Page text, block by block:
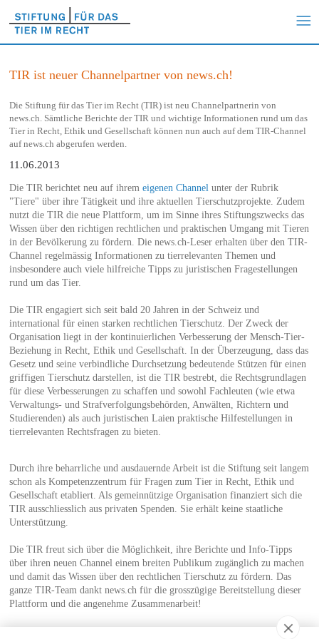
TIR ist neuer Channelpartner von news.ch!
Die Stiftung für das Tier im Recht (TIR) ist neu Channelpartnerin von
news.ch. Sämtliche Berichte der TIR und wichtige Informationen rund um das
Tier in Recht, Ethik und Gesellschaft können nun auch auf dem TIR-Channel
auf news.ch abgerufen werden.
11.06.2013
Die TIR berichtet neu auf ihrem eigenen Channel unter der Rubrik
"Tiere" über ihre Tätigkeit und ihre aktuellen Tierschutzprojekte. Zudem
nutzt die TIR die neue Plattform, um im Sinne ihres Stiftungszwecks das
Wissen über den richtigen rechtlichen und praktischen Umgang mit Tieren
in der Bevölkerung zu fördern. Die news.ch-Leser erhalten über den TIR-
Channel regelmässig Informationen zu tierrelevanten Themen und
insbesondere auch viele hilfreiche Tipps zu juristischen Fragestellungen
rund um das Tier.
Die TIR engagiert sich seit bald 20 Jahren in der Schweiz und
international für einen starken rechtlichen Tierschutz. Der Zweck der
Organisation liegt in der kontinuierlichen Verbesserung der Mensch-Tier-
Beziehung in Recht, Ethik und Gesellschaft. In der Überzeugung, dass das
Gesetz und seine verbindliche Durchsetzung bedeutende Stützen für einen
griffigen Tierschutz darstellen, ist die TIR bestrebt, die Rechtsgrundlagen
für diese Verbesserungen zu schaffen und sowohl Fachleuten (wie etwa
Verwaltungs- und Strafverfolgungsbehörden, Anwälten, Richtern und
Studierenden) als auch juristischen Laien praktische Hilfestellungen in
tierrelevanten Rechtsfragen zu bieten.
Durch ihre beharrliche und ausdauernde Arbeit ist die Stiftung seit langem
schon als Kompetenzzentrum für Fragen zum Tier in Recht, Ethik und
Gesellschaft etabliert. Als gemeinnützige Organisation finanziert sich die
TIR ausschliesslich aus privaten Spenden. Sie erhält keine staatliche
Unterstützung.
Die TIR freut sich über die Möglichkeit, ihre Berichte und Info-Tipps
über ihren neuen Channel einem breiten Publikum zugänglich zu machen
und damit das Wissen über den rechtlichen Tierschutz zu fördern. Das
ganze TIR-Team dankt news.ch für die grosszügige Bereitstellung dieser
Plattform und die angenehme Zusammenarbeit!